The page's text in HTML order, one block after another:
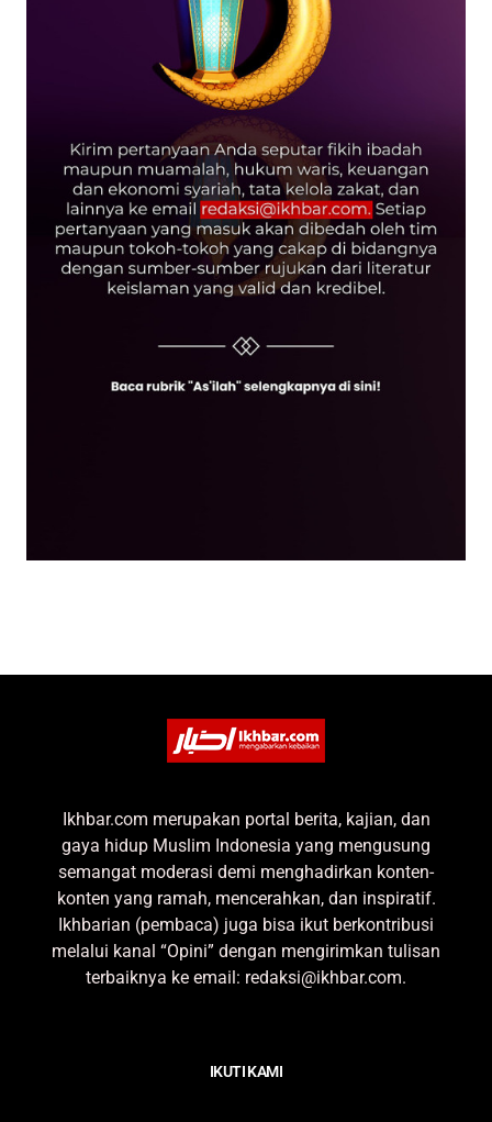
Ikhbar.com merupakan portal berita, kajian, dan
gaya hidup Muslim Indonesia yang mengusung
semangat moderasi demi menghadirkan konten-
konten yang ramah, mencerahkan, dan inspiratif.
Ikhbarian (pembaca) juga bisa ikut berkontribusi
melalui kanal “Opini” dengan mengirimkan tulisan
terbaiknya ke email: redaksi@ikhbar.com.
IKUTI KAMI